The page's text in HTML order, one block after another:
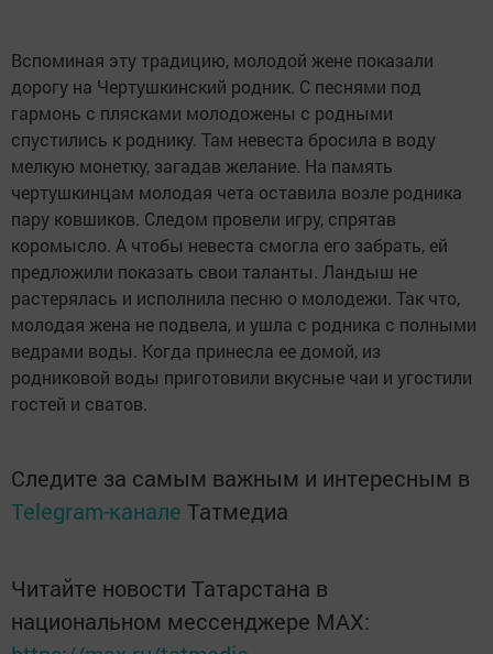
Вспоминая эту традицию, молодой жене показали
дорогу на Чертушкинский родник. С песнями под
гармонь с плясками молодожены с родными
спустились к роднику. Там невеста бросила в воду
мелкую монетку, загадав желание. На память
чертушкинцам молодая чета оставила возле родника
пару ковшиков. Следом провели игру, спрятав
коромысло. А чтобы невеста смогла его забрать, ей
предложили показать свои таланты. Ландыш не
растерялась и исполнила песню о молодежи. Так что,
молодая жена не подвела, и ушла с родника с полными
ведрами воды. Когда принесла ее домой, из
родниковой воды приготовили вкусные чаи и угостили
гостей и сватов.
Следите за самым важным и интересным в
Telegram-канале Татмедиа
Читайте новости Татарстана в
национальном мессенджере MАХ: